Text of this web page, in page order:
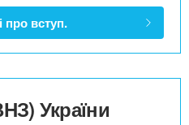
про вступ.
України